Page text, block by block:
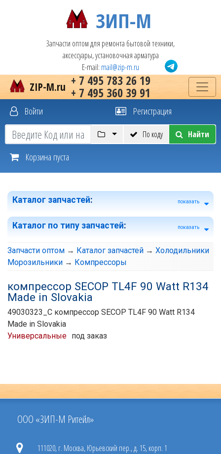
ЗИП-М
Запчасти оптом для ремонта бытовой техники,
аксессуары, установочная арматура
E-mail: mail@zip-m.ru
+ 7 495 783 26 19
+ 7 495 360 39 91
ZIP-M.ru
Войти Регистрация
По коду Найти
Корзина пуста
Каталог запчастей: показать
Каталог по типу запчастей: показать
Запчасти оптом → Каталог запчастей → Холодильники
Морозильники → Компрессоры
компрессор SECOP TL4F 90 Watt R134
Made in Slovakia
49030323_C компрессор SECOP TL4F 90 Watt R134
Made in Slovakia
Универсальные под заказ
ООО «ЗИП-М Ритейл»
111020, г. Москва, Юрьевский пер., д. 15, корп. 1